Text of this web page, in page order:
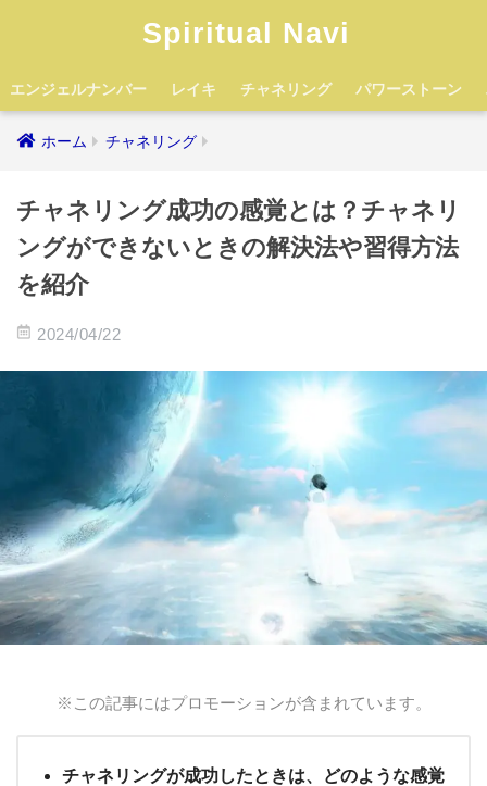
Spiritual Navi
エンジェルナンバー レイキ チャネリング パワーストーン
ホーム チャネリング
チャネリング成功の感覚とは？チャネリ
ングができないときの解決法や習得方法
を紹介
2024/04/22
※この記事にはプロモーションが含まれています。
チャネリングが成功したときは、どのような感覚